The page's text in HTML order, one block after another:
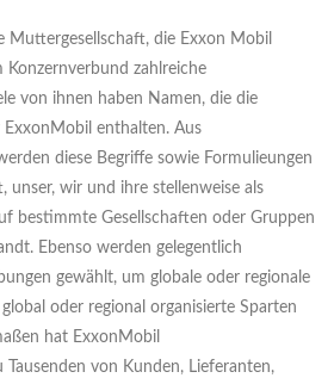
Muttergesellschaft, die Exxon Mobil
zahlreiche
von ihnen haben Namen, die die
ExxonMobil enthalten. Aus
diese Begriffe sowie Formulieungen
unser, wir und ihre stellenweise als
bestimmte Gesellschaften oder Gruppen
Ebenso werden gelegentlich
gewählt, um globale oder regionale
oder regional organisierte Sparten
hat ExxonMobil
Tausenden von Kunden, Lieferanten,